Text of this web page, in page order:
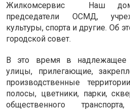
Жилкомсервис Наш
председатели ОСМД,
культуры, спорта и другие. Об
городской совет.
В это время в надлежащее
улицы, прилегающие,
производственные
полосы, цветники, парки,
общественного